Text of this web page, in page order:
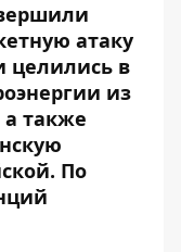
атаку
целились в
из
также
По